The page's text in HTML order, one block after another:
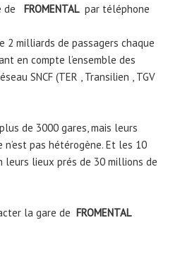
de
FROMENTALpar téléphone
2 milliards de passagers chaque
en compte l’ensemble des
SNCF (TER , Transilien , TGV
de 3000 gares, mais leurs
pas hétérogène. Et les 10
lieux prés de 30 millions de
la gare de FROMENTAL